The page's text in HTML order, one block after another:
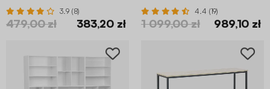
3.9 (8)
479,00 zł 383,20 zł
4.4 (19)
1 099,00 zł 989,10 zł